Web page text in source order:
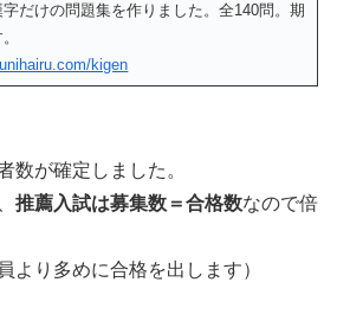
だけの問題集を作りました。全140問。期
kigen
数が確定しました。
推薦入試は募集数＝合格数なので倍
より多めに合格を出します）